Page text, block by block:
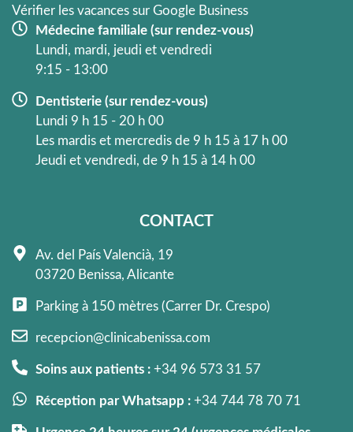
f
Vérifier les vacances sur Google Business
Médecine familiale (sur rendez-vous)
Lundi, mardi, jeudi et vendredi
9:15 - 13:00
Dentisterie (sur rendez-vous)
Lundi 9 h 15 - 20 h 00
Les mardis et mercredis de 9 h 15 à 17 h 00
Jeudi et vendredi, de 9 h 15 à 14 h 00
CONTACT
Av. del País Valencià, 19
03720 Benissa, Alicante
Parking à 150 mètres (Carrer Dr. Crespo)
recepcion@clinicabenissa.com
Soins aux patients : +34 96 573 31 57
Réception par Whatsapp : +34 744 78 70 71